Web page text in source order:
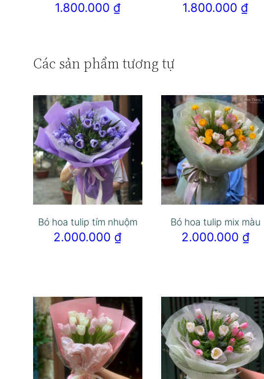
1.800.000 ₫ 1.800.000 ₫
Các sản phẩm tương tự
Bó hoa tulip tím nhuộm
2.000.000 ₫
Bó hoa tulip mix màu
2.000.000 ₫